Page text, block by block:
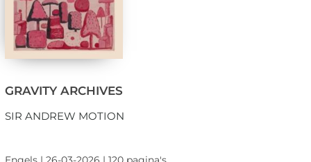
GRAVITY ARCHIVES
SIR ANDREW MOTION